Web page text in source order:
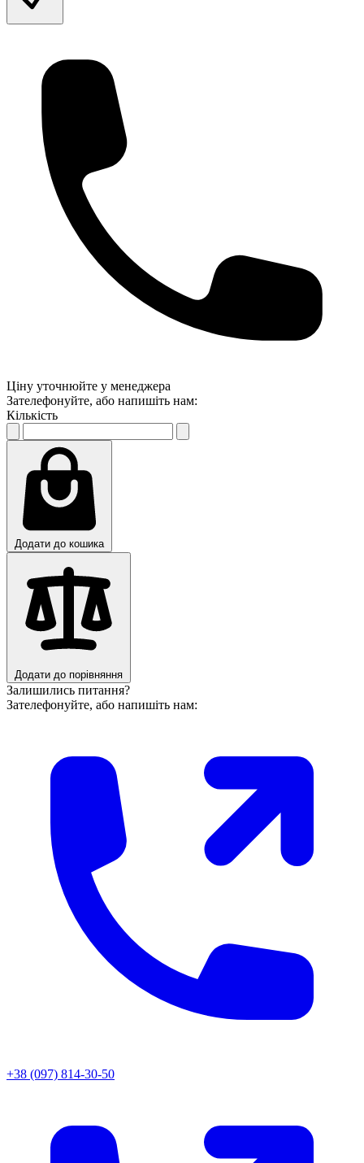
Ціну уточнюйте у менеджера
Зателефонуйте, або напишіть нам:
Кількість
Додати до кошика
Додати до порівняння
Залишились питання?
Зателефонуйте, або напишіть нам:
+38 (097) 814-30-50